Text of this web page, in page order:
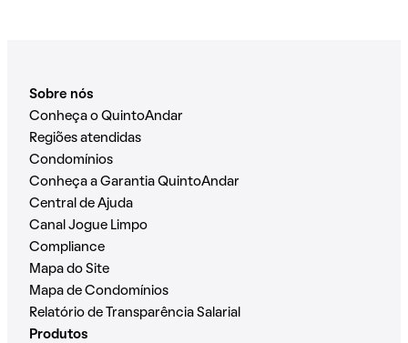
Sobre nós
Conheça o QuintoAndar
Regiões atendidas
Condomínios
Conheça a Garantia QuintoAndar
Central de Ajuda
Canal Jogue Limpo
Compliance
Mapa do Site
Mapa de Condomínios
Relatório de Transparência Salarial
Produtos